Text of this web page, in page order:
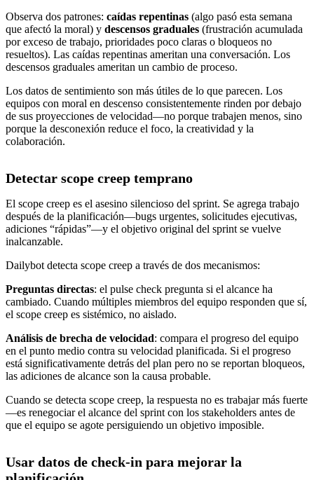
Observa dos patrones: caídas repentinas (algo pasó esta semana
que afectó la moral) y descensos graduales (frustración acumulada
por exceso de trabajo, prioridades poco claras o bloqueos no
resueltos). Las caídas repentinas ameritan una conversación. Los
descensos graduales ameritan un cambio de proceso.
Los datos de sentimiento son más útiles de lo que parecen. Los
equipos con moral en descenso consistentemente rinden por debajo
de sus proyecciones de velocidad—no porque trabajen menos, sino
porque la desconexión reduce el foco, la creatividad y la
colaboración.
Detectar scope creep temprano
El scope creep es el asesino silencioso del sprint. Se agrega trabajo
después de la planificación—bugs urgentes, solicitudes ejecutivas,
adiciones “rápidas”—y el objetivo original del sprint se vuelve
inalcanzable.
Dailybot detecta scope creep a través de dos mecanismos:
Preguntas directas: el pulse check pregunta si el alcance ha
cambiado. Cuando múltiples miembros del equipo responden que sí,
el scope creep es sistémico, no aislado.
Análisis de brecha de velocidad: compara el progreso del equipo
en el punto medio contra su velocidad planificada. Si el progreso
está significativamente detrás del plan pero no se reportan bloqueos,
las adiciones de alcance son la causa probable.
Cuando se detecta scope creep, la respuesta no es trabajar más fuerte
—es renegociar el alcance del sprint con los stakeholders antes de
que el equipo se agote persiguiendo un objetivo imposible.
Usar datos de check-in para mejorar la